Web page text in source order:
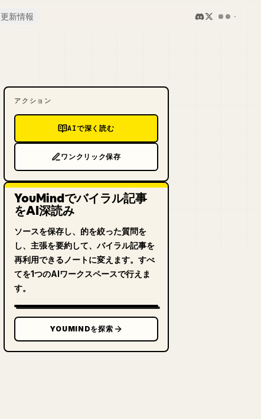
更新情報
アクション
AIで深く読む
ワンクリック保存
YouMindでバイラル記事
をAI深読み
ソースを保存し、的を絞った質問を
し、主張を要約して、バイラル記事を
再利用できるノートに変えます。すべ
てを1つのAIワークスペースで行えま
す。
YOUMINDを探索